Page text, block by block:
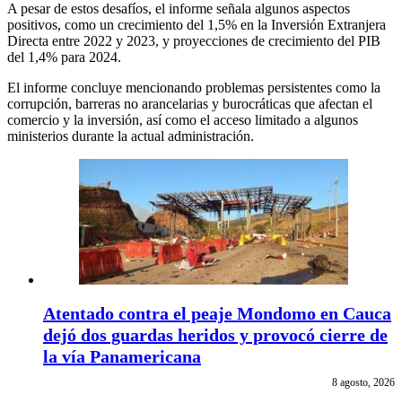
A pesar de estos desafíos, el informe señala algunos aspectos
positivos, como un crecimiento del 1,5% en la Inversión Extranjera
Directa entre 2022 y 2023, y proyecciones de crecimiento del PIB
del 1,4% para 2024.
El informe concluye mencionando problemas persistentes como la
corrupción, barreras no arancelarias y burocráticas que afectan el
comercio y la inversión, así como el acceso limitado a algunos
ministerios durante la actual administración.
Atentado contra el peaje Mondomo en Cauca
dejó dos guardas heridos y provocó cierre de
la vía Panamericana
8 agosto, 2026